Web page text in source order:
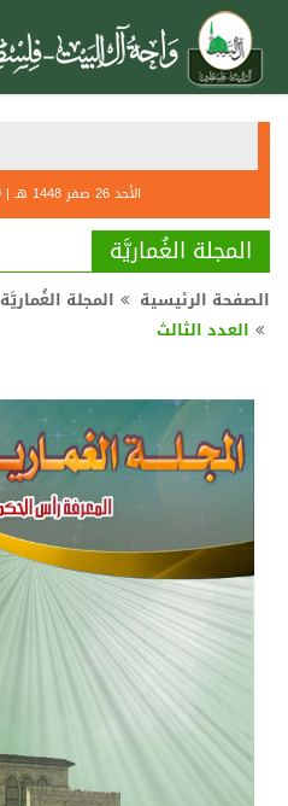
الأحد 26 صفر 1448 هـ | 9 أغسطس 2026 ر
المجلة الغُماريَّة
الصفحة الرئيسية
المجلة الغُماريَّة
العدد الثالث